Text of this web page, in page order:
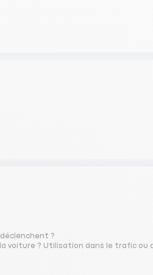
?
voiture ? Utilisation dans le trafic